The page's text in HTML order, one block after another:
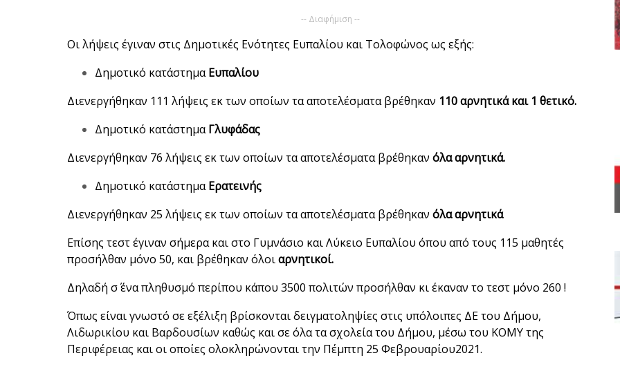
-- Διαφήμιση --
Οι λήψεις έγιναν στις Δημοτικές Ενότητες Ευπαλίου και Τολοφώνος ως εξής:
Δημοτικό κατάστημαΕυπαλίου
Διενεργήθηκαν 111 λήψεις εκ των οποίων τα αποτελέσματα βρέθηκαν 110 αρνητικά και 1 θετικό.
Δημοτικό κατάστημαΓλυφάδας
Διενεργήθηκαν 76 λήψεις εκ των οποίων τα αποτελέσματα βρέθηκαν όλα αρνητικά.
Δημοτικό κατάστημαΕρατεινής
Διενεργήθηκαν 25 λήψεις εκ των οποίων τα αποτελέσματα βρέθηκαν όλα αρνητικά
Επίσης τεστ έγιναν σήμερα και στο Γυμνάσιο και Λύκειο Ευπαλίου όπου από τους 115 μαθητές
προσήλθαν μόνο 50, και βρέθηκαν όλοιαρνητικοί.
Δηλαδή σ΄ ένα πληθυσμό περίπου κάπου 3500 πολιτών προσήλθαν κι έκαναν το τεστ μόνο 260 !
Όπως είναι γνωστό σε εξέλιξη βρίσκονται δειγματοληψίες στις υπόλοιπες ΔΕ του Δήμου,
Λιδωρικίου και Βαρδουσίων καθώς και σε όλα τα σχολεία του Δήμου, μέσω του ΚΟΜΥ της
Περιφέρειας και οι οποίες ολοκληρώνονται την Πέμπτη 25 Φεβρουαρίου2021.